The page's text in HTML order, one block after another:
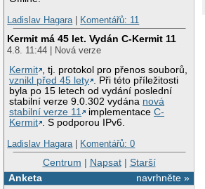
Ladislav Hagara| Komentářů: 11
Kermit má 45 let. Vydán C-Kermit 11
4.8. 11:44 | Nová verze
Kermit , tj. protokol pro přenos souborů,
vznikl před 45 lety . Při této příležitosti
byla po 15 letech od vydání poslední
stabilní verze 9.0.302 vydána nová
stabilní verze 11
implementaceC-
Kermit . S podporou IPv6.
Ladislav Hagara| Komentářů: 0
Centrum | Napsat| Starší
navrhněte »
Anketa